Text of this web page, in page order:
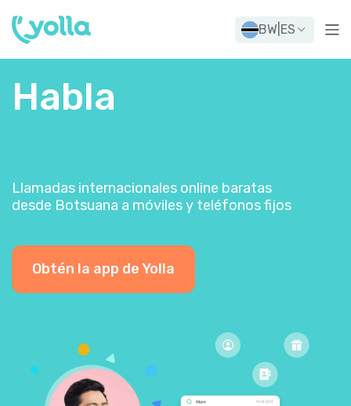
BW ES
Habla
Llamadas internacionales online baratas
desde Botsuana a móviles y teléfonos fijos
Obtén la app de Yolla